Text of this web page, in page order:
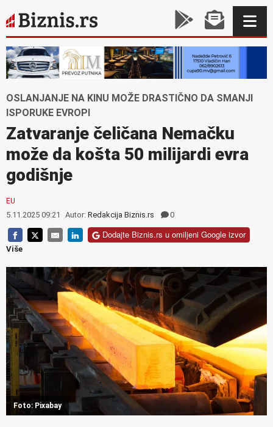
OSLANJANJE NA KINU MOŽE DRASTIČNO DA SMANJI
ISPORUKE EVROPI
Zatvaranje čeličana Nemačku
može da košta 50 milijardi evra
godišnje
EU
5.11.2025 09:21 Autor: Redakcija Biznis.rs 0
Dodajte Biznis.rs u omiljeni Google izvor
Više
Foto: Pixabay